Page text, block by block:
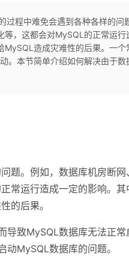
程中难免会遇到各种各样的问
，这都会对MySQL的正常运行
造成灾难性的后果。一
。本节简单介绍如何解决由于
题。例如，数据库机房断
常运行造成一定的影响。
的后果。
导致MySQL数据库无法正
MySQL数据库的问题。